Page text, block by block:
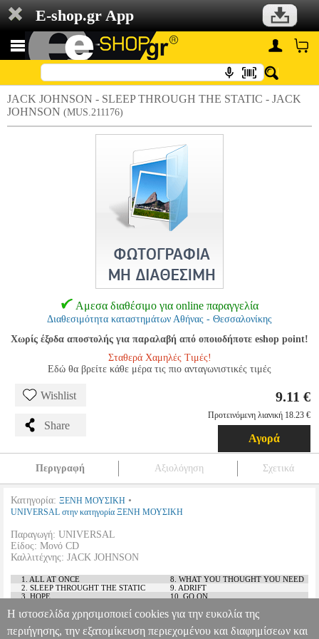
E-shop.gr App
JACK JOHNSON - SLEEP THROUGH THE STATIC - JACK
JOHNSON (MUS.211176)
Αμεσα διαθέσιμο για online παραγγελία
Διαθεσιμότητα καταστημάτων Αθήνας - Θεσσαλονίκης
Χωρίς έξοδα αποστολής για παραλαβή από οποιοδήποτε eshop point!
Σταθερά Χαμηλές Τιμές!
Εδώ θα βρείτε κάθε μέρα τις πιο ανταγωνιστικές τιμές
Wishlist
Share
9.11 €
Προτεινόμενη λιανική 18.23 €
Αγορά
Περιγραφή Αξιολόγηση Σχετικά
Κατηγορία: ΞΕΝΗ ΜΟΥΣΙΚΗ •
UNIVERSAL στην κατηγορία ΞΕΝΗ ΜΟΥΣΙΚΗ
Παραγωγή: UNIVERSAL
Είδος: Μονό CD
Καλλιτέχνης: JACK JOHNSON
1. ALL AT ONCE
8. WHAT YOU THOUGHT YOU NEED
2. SLEEP THROUGHT THE STATIC
9. ADRIFT
3. HOPE
10. GO ON
5. ANEMY
12. WHILE WE WAIT
6. IF I HAD EYES
13. MONSOON
7. SAME GIRL
14. LOSING KEYS
Η ιστοσελίδα χρησιμοποιεί cookies για την ευκολία της
περιήγησης, την εξατομίκευση περιεχομένου και διαφημίσεων και